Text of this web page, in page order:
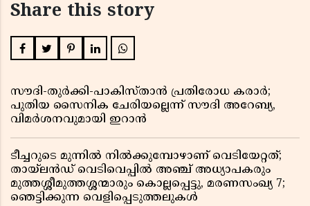
Share this story
സൗദി-തുർക്കി-പാകിസ്താൻ പ്രതിരോധ കരാർ;
പുതിയ സൈനിക ചേരിയല്ലെന്ന് സൗദി അറേബ്യ,
വിമർശനവുമായി ഇറാൻ
ടീച്ചറുടെ മുന്നിൽ നിൽക്കുമ്പോഴാണ് വെടിയേറ്റത്;
തായ്‌ലൻഡ് വെടിവെപ്പിൽ അഞ്ച് അധ്യാപകരും
മുത്തശ്ശീമുത്തശ്ശന്മാരും കൊല്ലപ്പെട്ടു, മരണസംഖ്യ 7;
ഞെട്ടിക്കുന്ന വെളിപ്പെടുത്തലുകൾ